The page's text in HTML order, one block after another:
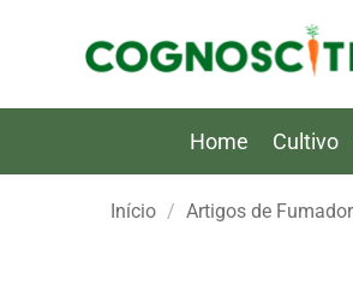
Home Cultivo
Início / Artigos de